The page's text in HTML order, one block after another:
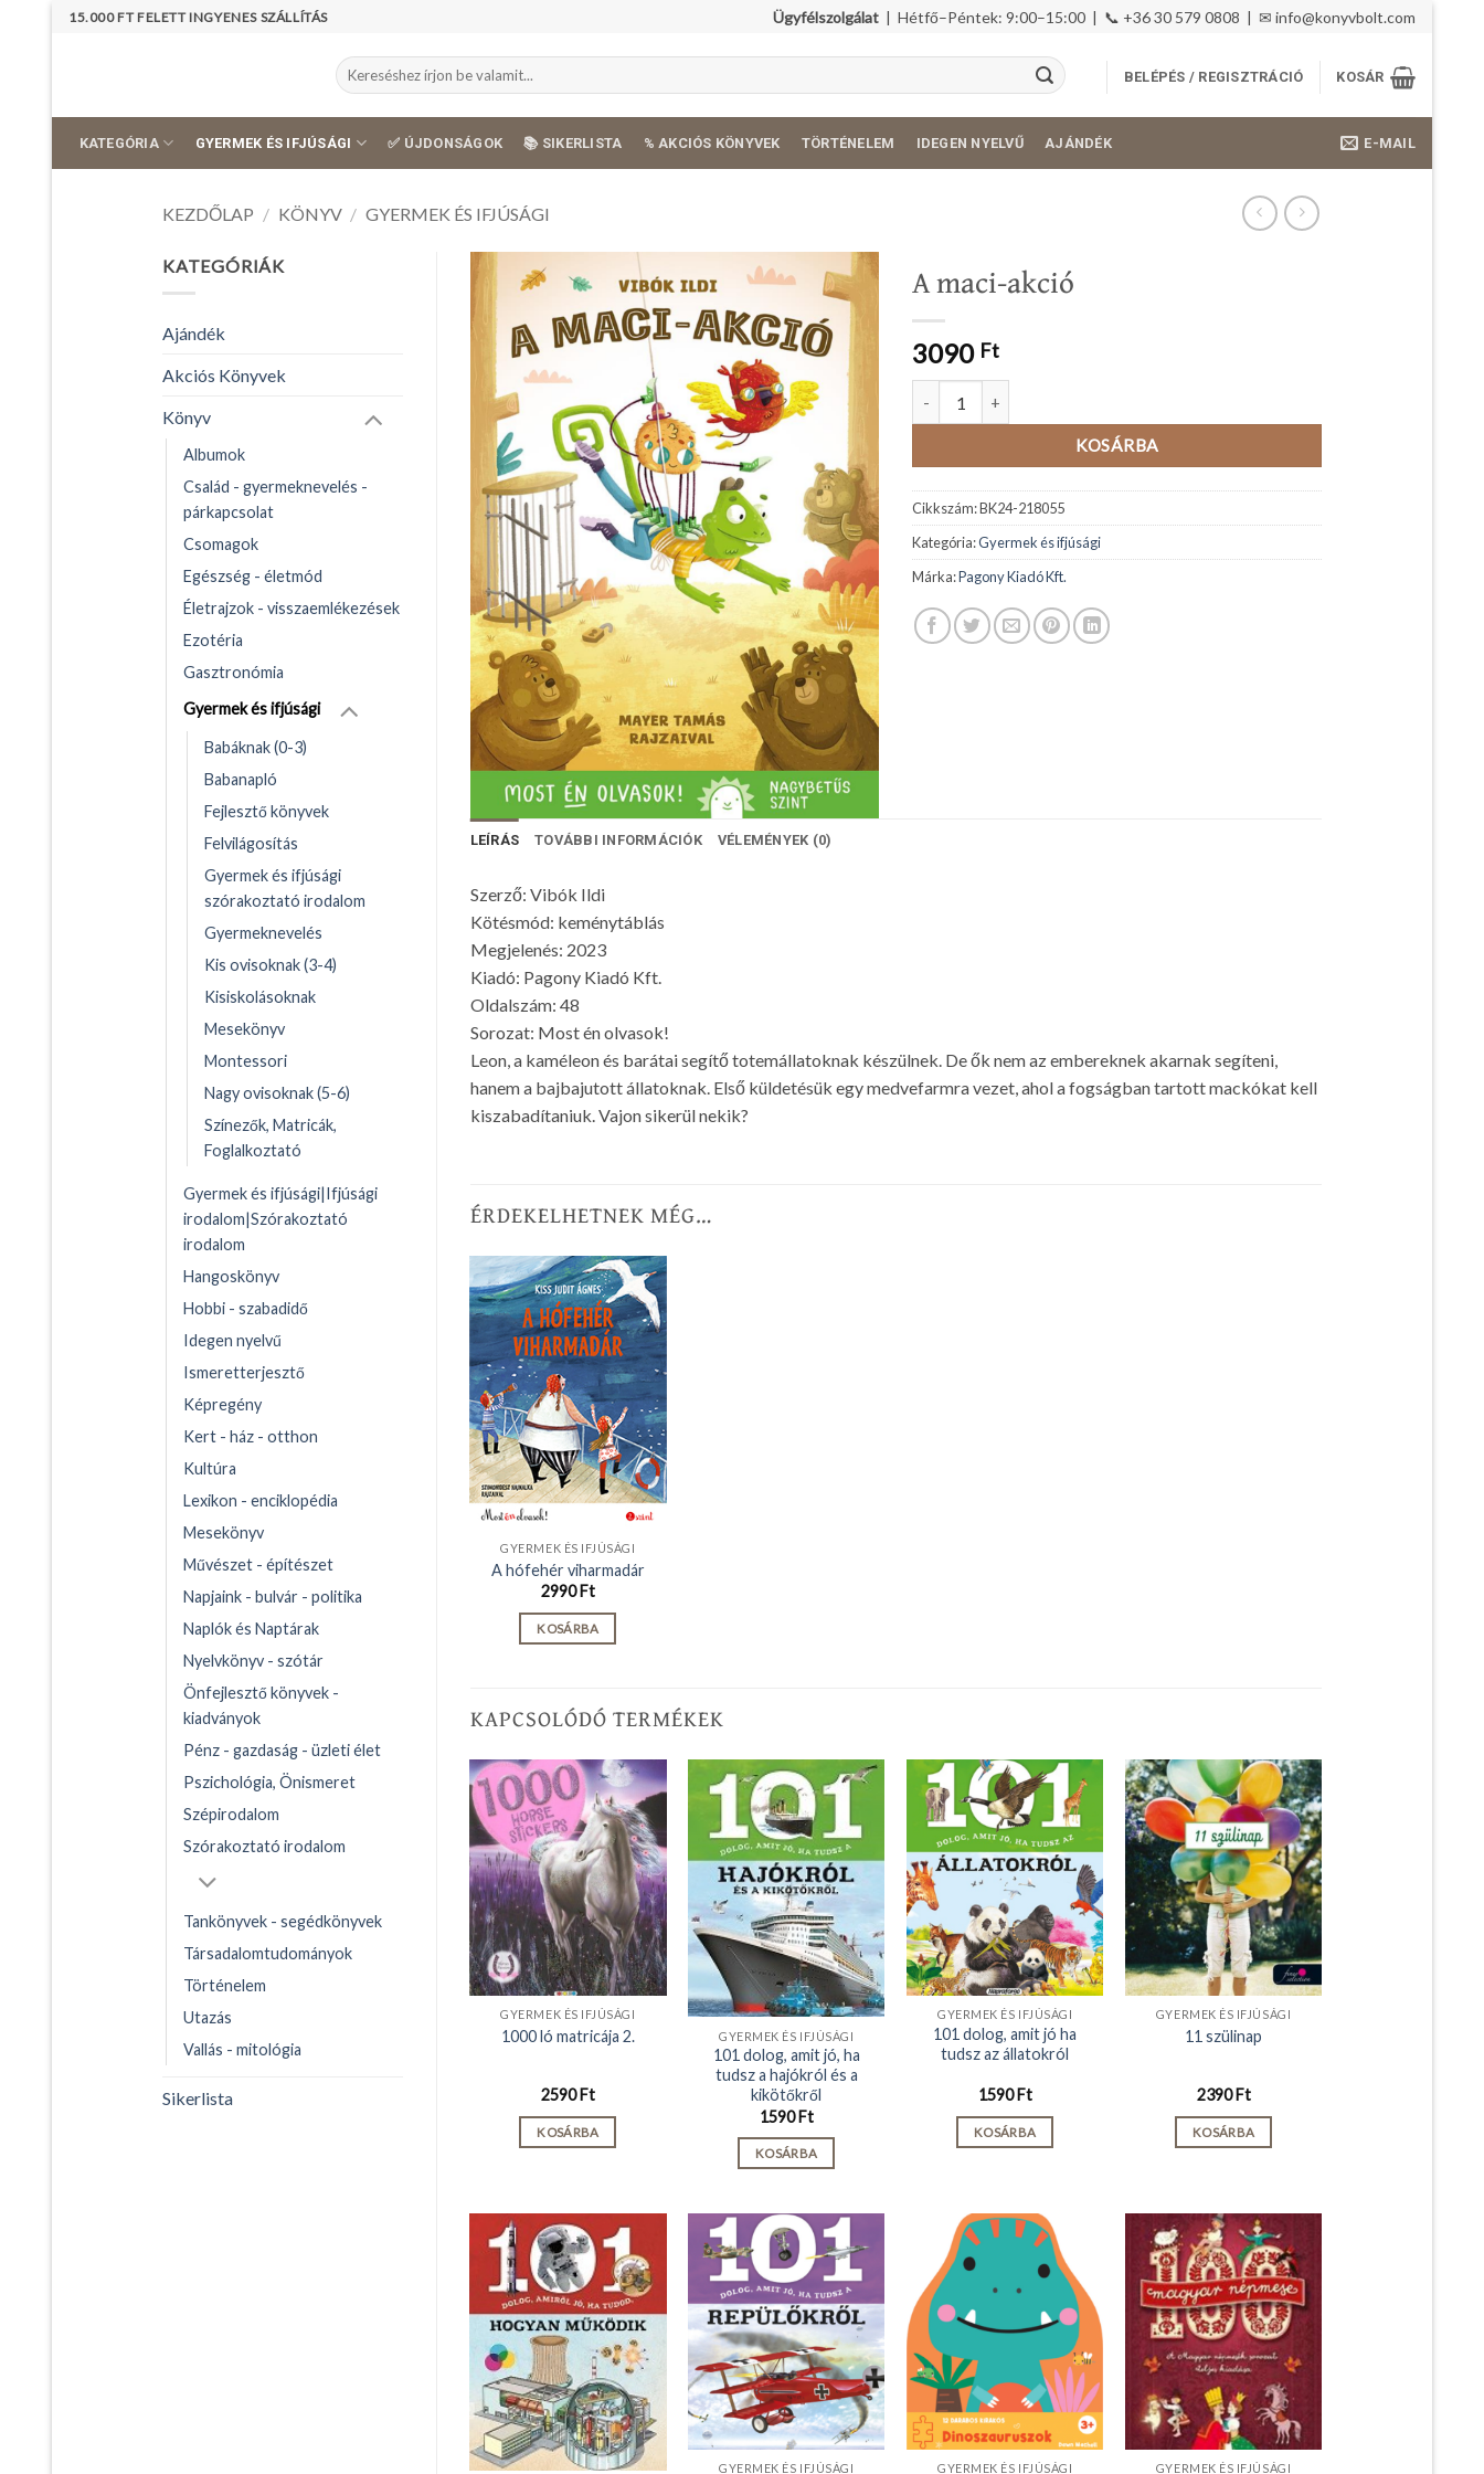
Skip
15.000 FT FELETT INGYENES SZÁLLÍTÁS Ügyfélszolgálat | Hétfő–Péntek: 9:00–15:00 | 📞 +36 30 579 0808 | ✉ info@konyvbolt.com
Keresés
a
BELÉPÉS / REGISZTRÁCIÓ KOSÁR
KATEGÓRIA GYERMEK ÉS IFJÚSÁGI ✅ ÚJDONSÁGOK 📚 SIKERLISTA % AKCIÓS KÖNYVEK TÖRTÉNELEM IDEGEN NYELVŰ AJÁNDÉK E-MAIL
KEZDŐLAP / KÖNYV / GYERMEK ÉS IFJÚSÁGI
KATEGÓRIÁK
Ajándék
Akciós Könyvek
Könyv
Albumok
Család - gyermeknevelés -
párkapcsolat
Csomagok
Egészség - életmód
Életrajzok - visszaemlékezések
Ezotéria
Gasztronómia
Gyermek és ifjúsági
Babáknak (0-3)
Babanapló
Fejlesztő könyvek
Felvilágosítás
Gyermek és ifjúsági
szórakoztató irodalom
Gyermeknevelés
Kis ovisoknak (3-4)
Kisiskolásoknak
Mesekönyv
Montessori
Nagy ovisoknak (5-6)
Színezők, Matricák,
Foglalkoztató
Gyermek és ifjúsági|Ifjúsági
irodalom|Szórakoztató
irodalom
Hangoskönyv
Hobbi - szabadidő
Idegen nyelvű
Ismeretterjesztő
Képregény
Kert - ház - otthon
Kultúra
Lexikon - enciklopédia
Mesekönyv
Művészet - építészet
Napjaink - bulvár - politika
Naplók és Naptárak
Nyelvkönyv - szótár
Önfejlesztő könyvek -
kiadványok
Pénz - gazdaság - üzleti élet
Pszichológia, Önismeret
Szépirodalom
Szórakoztató irodalom
Tankönyvek - segédkönyvek
Társadalomtudományok
Történelem
Utazás
Vallás - mitológia
Sikerlista
A maci-akció
3090 Ft
KOSÁRBA
Cikkszám:BK24-218055
Kategória:Gyermek és ifjúsági
Márka:Pagony Kiadó Kft.
LEÍRÁS TOVÁBBI INFORMÁCIÓK VÉLEMÉNYEK (0)
Szerző: Vibók Ildi
Kötésmód: keménytáblás
Megjelenés: 2023
Kiadó: Pagony Kiadó Kft.
Oldalszám: 48
Sorozat: Most én olvasok!
Leon, a kaméleon és barátai segítő totemállatoknak készülnek. De ők nem az embereknek akarnak segíteni,
hanem a bajbajutott állatoknak. Első küldetésük egy medvefarmra vezet, ahol a fogságban tartott mackókat kell
kiszabadítaniuk. Vajon sikerül nekik?
ÉRDEKELHETNEK MÉG…
GYERMEK ÉS IFJÚSÁGI
A hófehér viharmadár
2990Ft
KOSÁRBA
KAPCSOLÓDÓ TERMÉKEK
GYERMEK ÉS IFJÚSÁGI
1000 ló matricája 2.
2590Ft
KOSÁRBA
GYERMEK ÉS IFJÚSÁGI
101 dolog, amit jó, ha
tudsz a hajókról és a
kikötőkről
1590Ft
KOSÁRBA
GYERMEK ÉS IFJÚSÁGI
101 dolog, amit jó ha
tudsz az állatokról
1590Ft
KOSÁRBA
GYERMEK ÉS IFJÚSÁGI
11 szülinap
2390Ft
KOSÁRBA
GYERMEK ÉS IFJÚSÁGI GYERMEK ÉS IFJÚSÁGI GYERMEK ÉS IFJÚSÁGI